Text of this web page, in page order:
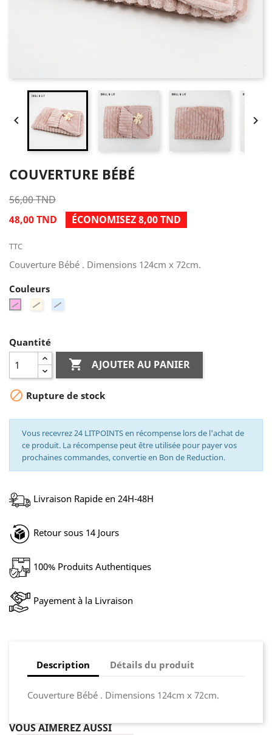
 
COUVERTURE BÉBÉ
56,00 TND
48,00 TND
ÉCONOMISEZ 8,00 TND
TTC
Couverture Bébé . Dimensions 124cm x 72cm.
Couleurs
Rose Créme
Quantité
 AJOUTER AU PANIER
 Rupture de stock
Vous recevrez 24 LITPOINTS en récompense lors de l'achat de
ce produit. La récompense peut être utilisée pour payer vos
prochaines commandes, convertie en Bon de Reduction.
Livraison Rapide en 24H-48H
Retour sous 14 Jours
100% Produits Authentiques
Payement à la Livraison
Description Détails du produit
Couverture Bébé . Dimensions 124cm x 72cm.
VOUS AIMEREZ AUSSI